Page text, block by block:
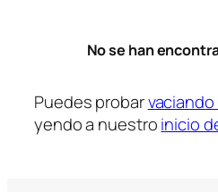
No se han
Puedes probar
yendo a nuestroinicio